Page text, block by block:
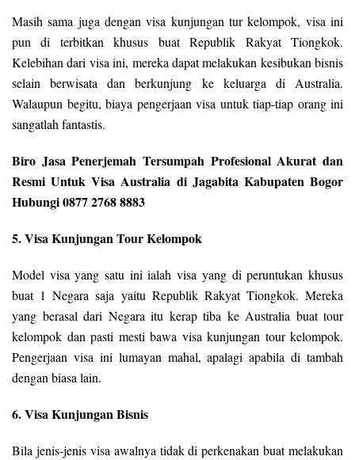
Masih sama juga dengan visa kunjungan tur kelompok, visa ini
pun di terbitkan khusus buat Republik Rakyat Tiongkok.
Kelebihan dari visa ini, mereka dapat melakukan kesibukan bisnis
selain berwisata dan berkunjung ke keluarga di Australia.
Walaupun begitu, biaya pengerjaan visa untuk tiap-tiap orang ini
sangatlah fantastis.
Biro Jasa Penerjemah Tersumpah Profesional Akurat dan
Resmi Untuk Visa Australia di Jagabita Kabupaten Bogor
Hubungi 0877 2768 8883
5. Visa Kunjungan Tour Kelompok
Model visa yang satu ini ialah visa yang di peruntukan khusus
buat 1 Negara saja yaitu Republik Rakyat Tiongkok. Mereka
yang berasal dari Negara itu kerap tiba ke Australia buat tour
kelompok dan pasti mesti bawa visa kunjungan tour kelompok.
Pengerjaan visa ini lumayan mahal, apalagi apabila di tambah
dengan biasa lain.
6. Visa Kunjungan Bisnis
Bila jenis-jenis visa awalnya tidak di perkenakan buat melakukan